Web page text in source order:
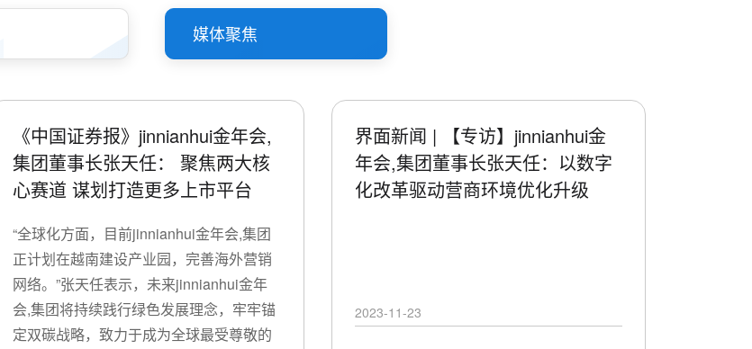
媒体聚焦
《中国证券报》jinnianhui金年会,
集团董事长张天任： 聚焦两大核
心赛道 谋划打造更多上市平台
“全球化方面，目前jinnianhui金年会,集团
正计划在越南建设产业园，完善海外营销
网络。”张天任表示，未来jinnianhui金年
会,集团将持续践行绿色发展理念，牢牢锚
定双碳战略，致力于成为全球最受尊敬的
界面新闻 | 【专访】jinnianhui金
年会,集团董事长张天任：以数字
化改革驱动营商环境优化升级
2023-11-23